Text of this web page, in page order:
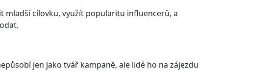
mladší cílovku, využít popularitu influencerů, a
jen jako tvář kampaně, ale lidé ho na zájezdu